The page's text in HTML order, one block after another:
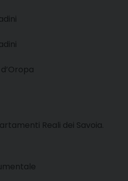
Reali dei Savoia.